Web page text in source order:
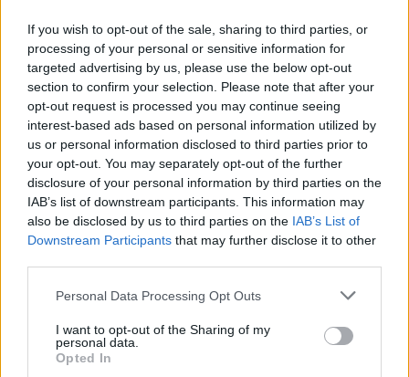
If you wish to opt-out of the sale, sharing to third parties, or
processing of your personal or sensitive information for
targeted advertising by us, please use the below opt-out
section to confirm your selection. Please note that after your
opt-out request is processed you may continue seeing
interest-based ads based on personal information utilized by
us or personal information disclosed to third parties prior to
your opt-out. You may separately opt-out of the further
disclosure of your personal information by third parties on the
IAB’s list of downstream participants. This information may
also be disclosed by us to third parties on the IAB’s List of
Downstream Participants that may further disclose it to other
Please note that this website/app uses one or more Google
not limited to your visit or usage behaviour. You may click to
grant or deny consent to Google and its third-party tags to
use your data for below specified purposes in below Google
Personal Data Processing Opt Outs
I want to opt-out of the Sharing of my
personal data.
Opted In
Követem
# IDŐJÁRÁS #RTL IDŐJÁRÁS # RTL
#METEOROLÓGIA #VIDEÓ #ZIVATAR #ESŐ
#LEHŰLÉS #HIDEGFRONT #VIHAR